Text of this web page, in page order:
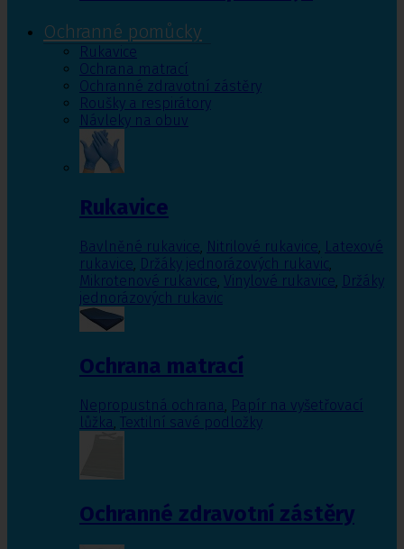
Ochranné pomůcky
Rukavice
Ochrana matrací
Ochranné zdravotní zástěry
Roušky a respirátory
Návleky na obuv
Rukavice
Bavlněné rukavice, Nitrilové rukavice, Latexové
rukavice, Držáky jednorázových rukavic,
Mikrotenové rukavice, Vinylové rukavice, Držáky
jednorázových rukavic
Ochrana matrací
Nepropustná ochrana, Papír na vyšetřovací
lůžka, Textilní savé podložky
Ochranné zdravotní zástěry